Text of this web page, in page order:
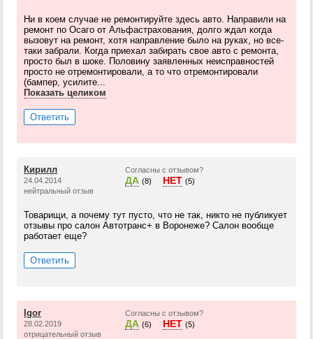
Ни в коем случае не ремонтируйте здесь авто. Направили на
ремонт по Осаго от Альфастрахования, долго ждал когда
вызовут на ремонт, хотя направление было на руках, но все-
таки забрали. Когда приехал забирать свое авто с ремонта,
просто был в шоке. Половину заявленных неисправностей
просто не отремонтировали, а то что отремонтировали
(бампер, усилите...
Показать целиком
Ответить
Кирилл
24.04.2014
нейтральный отзыв
Согласны с отзывом?
ДА (8) НЕТ (5)
Товарищи, а почему тут пусто, что не так, никто не публикует
отзывы про салон Автотранс+ в Воронеже? Салон вообще
работает еще?
Ответить
Igor
28.02.2019
отрицательный отзыв
Согласны с отзывом?
ДА (6) НЕТ (5)